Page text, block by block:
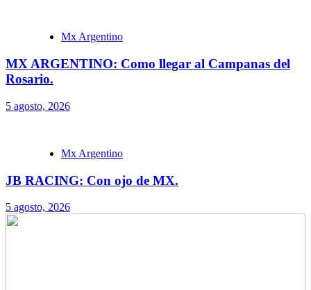
Mx Argentino
MX ARGENTINO: Como llegar al Campanas del
Rosario.
5 agosto, 2026
Mx Argentino
JB RACING: Con ojo de MX.
5 agosto, 2026